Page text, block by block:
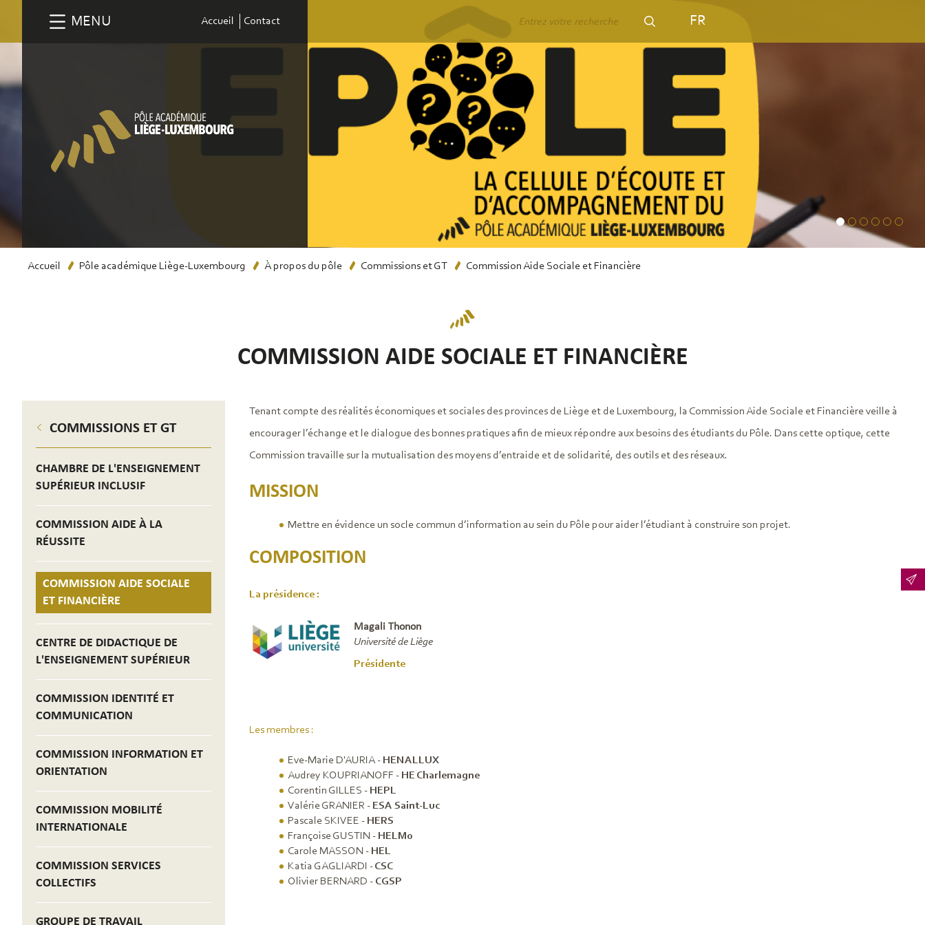
MENU Accueil Contact FR
Accueil Pôle académique Liège-Luxembourg À propos du pôle Commissions et GT Commission Aide Sociale et Financière
COMMISSION AIDE SOCIALE ET FINANCIÈRE
COMMISSIONS ET GT
CHAMBRE DE L'ENSEIGNEMENT
SUPÉRIEUR INCLUSIF
COMMISSION AIDE À LA
RÉUSSITE
COMMISSION AIDE SOCIALE
ET FINANCIÈRE
CENTRE DE DIDACTIQUE DE
L'ENSEIGNEMENT SUPÉRIEUR
COMMISSION IDENTITÉ ET
COMMUNICATION
COMMISSION INFORMATION ET
ORIENTATION
COMMISSION MOBILITÉ
INTERNATIONALE
COMMISSION SERVICES
COLLECTIFS
GROUPE DE TRAVAIL
Tenant compte des réalités économiques et sociales des provinces de Liège et de Luxembourg, la Commission Aide Sociale et Financière veille à
encourager l’échange et le dialogue des bonnes pratiques afin de mieux répondre aux besoins des étudiants du Pôle. Dans cette optique, cette
Commission travaille sur la mutualisation des moyens d’entraide et de solidarité, des outils et des réseaux.
MISSION
Mettre en évidence un socle commun d’information au sein du Pôle pour aider l’étudiant à construire son projet.
COMPOSITION
La présidence :
Magali Thonon
Université de Liège
Présidente
Les membres :
Eve-Marie D'AURIA - HENALLUX
Audrey KOUPRIANOFF - HE Charlemagne
Corentin GILLES - HEPL
Valérie GRANIER - ESA Saint-Luc
Pascale SKIVEE - HERS
Françoise GUSTIN - HELMo
Carole MASSON - HEL
Katia GAGLIARDI -CSC
Olivier BERNARD - CGSP